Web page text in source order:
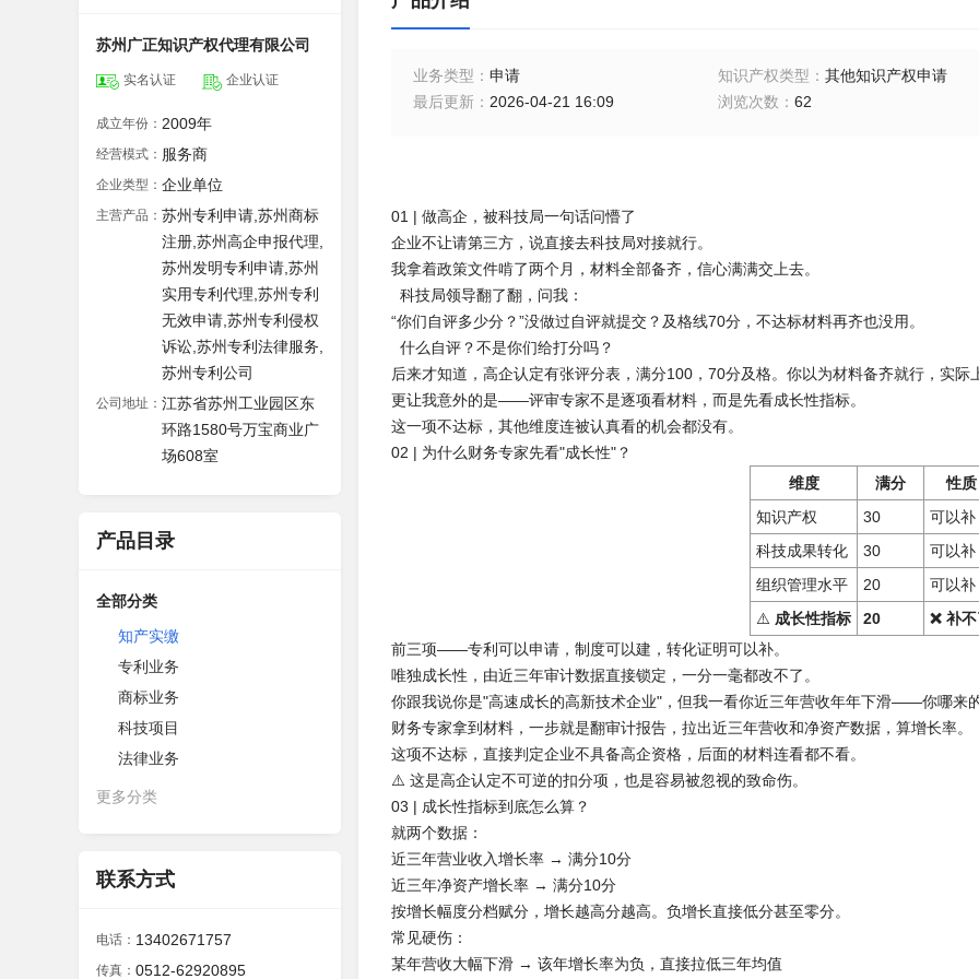
苏州广正知识产权代理有限公司
实名认证 企业认证
成立年份： 2009年
经营模式： 服务商
企业类型： 企业单位
主营产品： 苏州专利申请,苏州商标
注册,苏州高企申报代理,
苏州发明专利申请,苏州
实用专利代理,苏州专利
无效申请,苏州专利侵权
诉讼,苏州专利法律服务,
苏州专利公司
公司地址： 江苏省苏州工业园区东
环路1580号万宝商业广
场608室
产品目录
全部分类
知产实缴
专利业务
商标业务
科技项目
法律业务
更多分类
联系方式
电话： 13402671757
传真： 0512-62920895
业务类型 ： 申请 知识产权类型 ： 其他知识产权申请
最后更新 ： 2026-04-21 16:09 浏览次数 ： 62
01 | 做高企，被科技局一句话问懵了
企业不让请第三方，说直接去科技局对接就行。
我拿着政策文件啃了两个月，材料全部备齐，信心满满交上去。
科技局领导翻了翻，问我：
“你们自评多少分？”没做过自评就提交？及格线70分，不达标材料再齐也没用。
什么自评？不是你们给打分吗？
后来才知道，高企认定有张评分表，满分100，70分及格。你以为材料备齐就行，实际
更让我意外的是——评审专家不是逐项看材料，而是先看成长性指标。
这一项不达标，其他维度连被认真看的机会都没有。
02 | 为什么财务专家先看"成长性"？
维度
满分
性质
知识产权
30
可以补
科技成果转化
30
可以补
组织管理水平
20
可以补
⚠️ 成长性指标 20
❌ 补
前三项——专利可以申请，制度可以建，转化证明可以补。
唯独成长性，由近三年审计数据直接锁定，一分一毫都改不了。
你跟我说你是"高速成长的高新技术企业"，但我一看你近三年营收年年下滑——你哪来
财务专家拿到材料，一步就是翻审计报告，拉出近三年营收和净资产数据，算增长率。
这项不达标，直接判定企业不具备高企资格，后面的材料连看都不看。
⚠️ 这是高企认定不可逆的扣分项，也是容易被忽视的致命伤。
03 | 成长性指标到底怎么算？
就两个数据：
近三年营业收入增长率 → 满分10分
近三年净资产增长率 → 满分10分
按增长幅度分档赋分，增长越高分越高。负增长直接低分甚至零分。
常见硬伤：
某年营收大幅下滑 → 该年增长率为负，直接拉低三年均值